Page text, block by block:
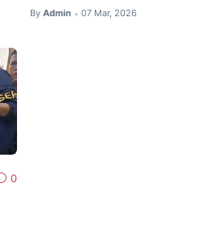
By Admin • 07 Mar, 2026
0